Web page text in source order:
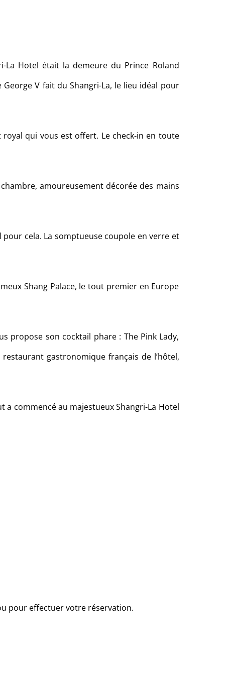
La Hotel était la demeure du Prince Roland
V fait du Shangri-La, le lieu idéal pour
royal qui vous est offert. Le check-in en toute
amoureusement décorée des mains
pour cela. La somptueuse coupole en verre et
Shang Palace, le tout premier en Europe
propose son cocktail phare : The Pink Lady,
gastronomique français de l’hôtel,
commencé au majestueux Shangri-La Hotel
pour effectuer votre réservation.